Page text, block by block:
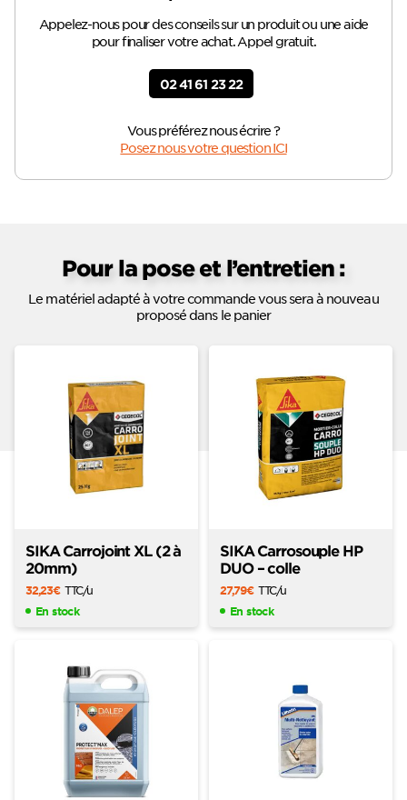
Appelez-nous pour des conseils sur un produit ou une aide
pour finaliser votre achat. Appel gratuit.
02 41 61 23 22
Vous préférez nous écrire ?
Posez nous votre question ICI
Pour la pose et l’entretien :
Le matériel adapté à votre commande vous sera à nouveau
proposé dans le panier
SIKA Carrojoint XL (2 à
20mm)
32,23€ TTC/u
En stock
SIKA Carrosouple HP
DUO – colle
27,79€ TTC/u
En stock